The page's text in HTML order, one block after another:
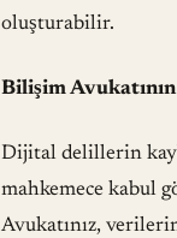
oluşturabilir.
Bilişim
Dijital delillerin
mahkemece kabul
Avukatınız,